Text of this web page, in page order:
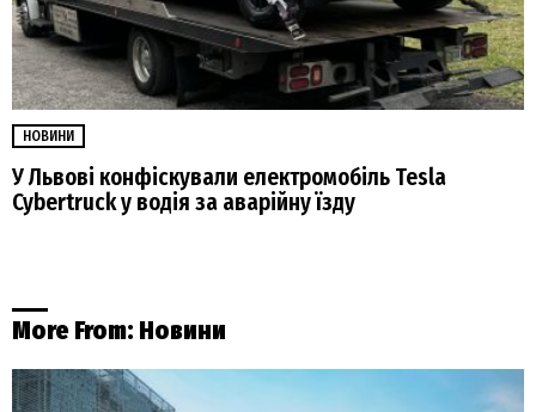
НОВИНИ
У Львові конфіскували електромобіль Tesla
Cybertruck у водія за аварійну їзду
More From: Новини